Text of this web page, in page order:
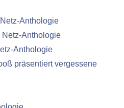
Anthologie
Netz-Anthologie
Anthologie
präsentiert vergessene